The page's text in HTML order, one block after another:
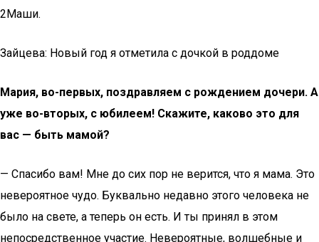
2Маши.
Зайцева: Новый год я отметила с дочкой в роддоме
Мария, во-первых, поздравляем с рождением дочери. А
уже во-вторых, с юбилеем! Скажите, каково это для
вас — быть мамой?
— Спасибо вам! Мне до сих пор не верится, что я мама. Это
невероятное чудо. Буквально недавно этого человека не
было на свете, а теперь он есть. И ты принял в этом
непосредственное участие. Невероятные, волшебные и